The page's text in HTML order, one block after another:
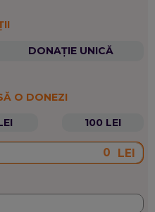
DONAȚIE UNICĂ
O DONEZI
100 LEI
LEI